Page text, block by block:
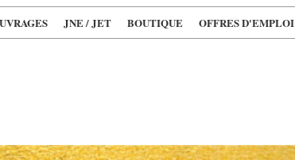
JNE / JET BOUTIQUE OFFRES D'EMPLOI